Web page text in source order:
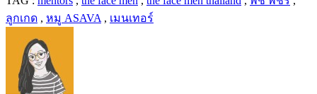
ลูกเกด , หมู ASAVA , เมนเทอร์